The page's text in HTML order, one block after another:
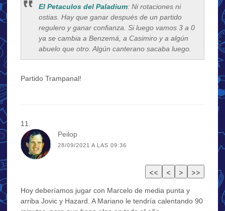
El Petaculos del Paladium: Ni rotaciones ni
ostias. Hay que ganar después de un partido
regulero y ganar confianza. Si luego vamos 3 a 0
ya se cambia a Benzemá, a Casimiro y a algún
abuelo que otro. Algún canterano sacaba luego.
Partido Trampanal!
Peilop
28/09/2021 A LAS 09:36
Hoy deberíamos jugar con Marcelo de media punta y
arriba Jovic y Hazard. A Mariano le tendría calentando 90